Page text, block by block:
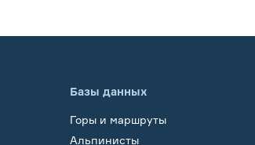
Базы данных
Горы и маршруты
Альпинисты